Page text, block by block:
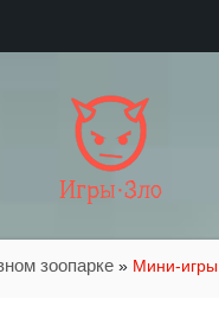
Игры·Зло
зоопарке » Мини-игры